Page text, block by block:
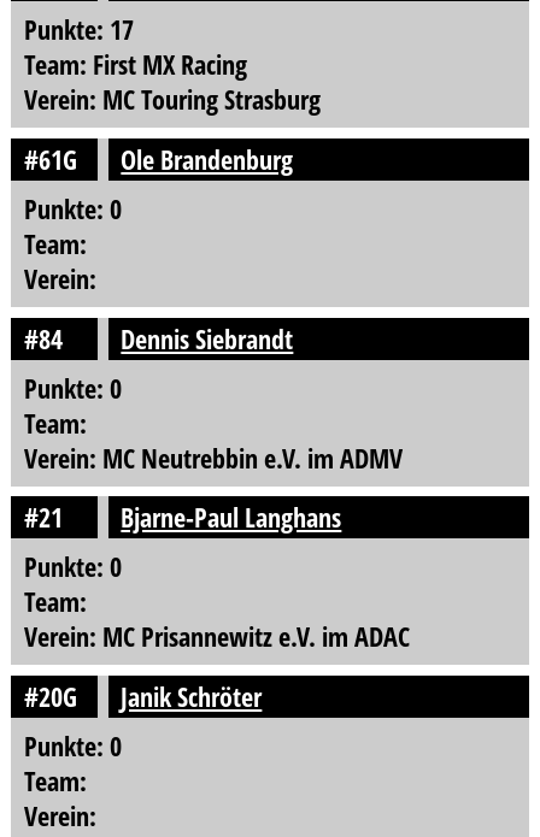
Punkte: 17
Team: First MX Racing
Verein: MC Touring Strasburg
#61G
Ole Brandenburg
Punkte: 0
Team:
Verein:
#84
Dennis Siebrandt
Punkte: 0
Team:
Verein: MC Neutrebbin e.V. im ADMV
#21
Bjarne-Paul Langhans
Punkte: 0
Team:
Verein: MC Prisannewitz e.V. im ADAC
#20G
Janik Schröter
Punkte: 0
Team:
Verein: